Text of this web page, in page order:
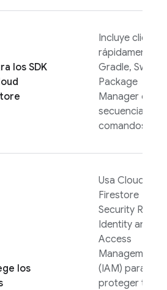
los SDK
Incluye clientes
rápidamente
Gradle, Swift
Package
Manager o una
secuencia de
comandos.
los
Usa Cloud
Firestore
Security Rules
Identity and
Access
Management
(IAM) para
proteger tus